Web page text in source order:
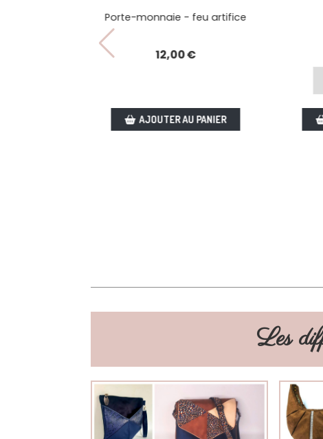
Porte-monnaie - feu artifice
€
AJOUTER AU PANIER
Porte-clé Plume
AJOUTER AU
Les